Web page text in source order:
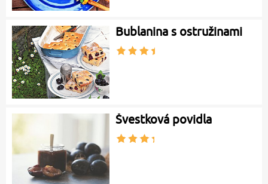
Bublanina s ostružinami
Švestková povidla